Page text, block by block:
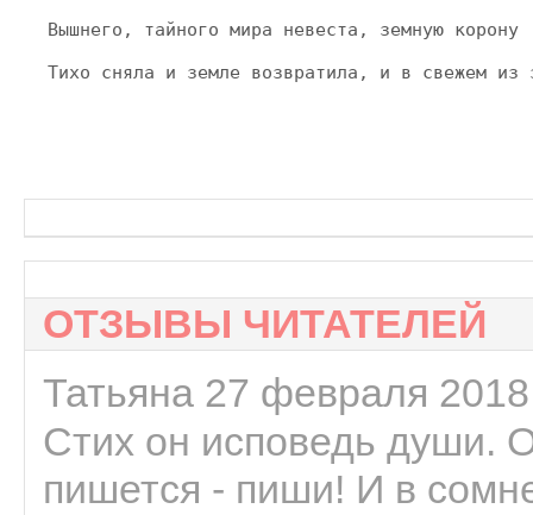
Вышнего, тайного мира невеста, земную корону
Тихо сняла и земле возвратила, и в свежем из
ОТЗЫВЫ ЧИТАТЕЛЕЙ
Татьяна 27 февраля
Стих он исповедь души.
пишется - пиши! И в